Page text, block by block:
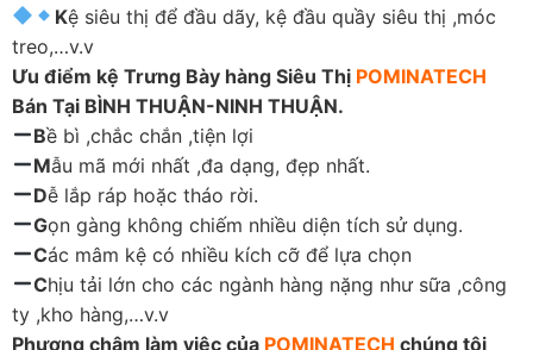
Kệ siêu thị để đầu dãy, kệ đầu quầy siêu thị ,móc
treo,…v.v
Ưu điểm kệ Trưng Bày hàng Siêu Thị POMINATECH
Bán Tại BÌNH THUẬN-NINH THUẬN.
Bề bì ,chắc chắn ,tiện lợi
Mẫu mã mới nhất ,đa dạng, đẹp nhất.
Dễ lắp ráp hoặc tháo rời.
Gọn gàng không chiếm nhiều diện tích sử dụng.
Các mâm kệ có nhiều kích cỡ để lựa chọn
Chịu tải lớn cho các ngành hàng nặng như sữa ,công
ty ,kho hàng,…v.v
Phương châm làm việc của POMINATECH chúng tôi